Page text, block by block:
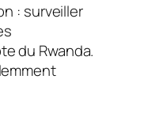
: surveiller
du Rwanda.